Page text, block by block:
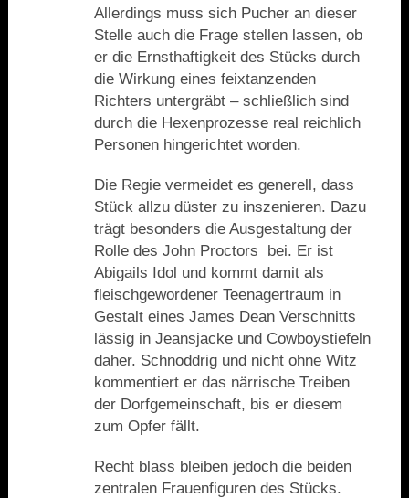
Allerdings muss sich Pucher an dieser
Stelle auch die Frage stellen lassen, ob
er die Ernsthaftigkeit des Stücks durch
die Wirkung eines feixtanzenden
Richters untergräbt – schließlich sind
durch die Hexenprozesse real reichlich
Personen hingerichtet worden.
Die Regie vermeidet es generell, dass
Stück allzu düster zu inszenieren. Dazu
trägt besonders die Ausgestaltung der
Rolle des John Proctors
bei. Er ist
Abigails Idol und kommt damit als
fleischgewordener Teenagertraum in
Gestalt eines James Dean Verschnitts
lässig in Jeansjacke und Cowboystiefeln
daher. Schnoddrig und nicht ohne Witz
kommentiert er das närrische Treiben
der Dorfgemeinschaft, bis er diesem
zum Opfer fällt.
Recht blass bleiben jedoch die beiden
zentralen Frauenfiguren des Stücks.